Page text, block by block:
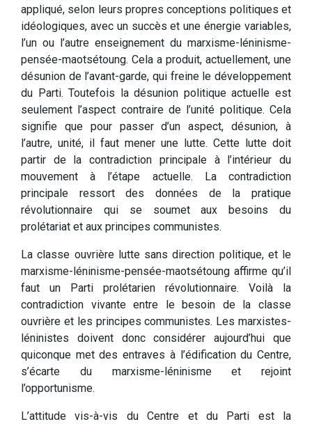
appliqué, selon leurs propres conceptions politiques et
idéologiques, avec un succès et une énergie variables,
l’un ou l’autre enseignement du marxisme-léninisme-
pensée-maotsétoung. Cela a produit, actuellement, une
désunion de l’avant-garde, qui freine le développement
du Parti. Toutefois la désunion politique actuelle est
seulement l’aspect contraire de l’unité politique. Cela
signifie que pour passer d’un aspect, désunion, à
l’autre, unité, il faut mener une lutte. Cette lutte doit
partir de la contradiction principale à l’intérieur du
mouvement à l’étape actuelle. La contradiction
principale ressort des données de la pratique
révolutionnaire qui se soumet aux besoins du
prolétariat et aux principes communistes.
La classe ouvrière lutte sans direction politique, et le
marxisme-léninisme-pensée-maotsétoung affirme qu’il
faut un Parti prolétarien révolutionnaire. Voilà la
contradiction vivante entre le besoin de la classe
ouvrière et les principes communistes. Les marxistes-
léninistes doivent donc considérer aujourd’hui que
quiconque met des entraves à l’édification du Centre,
s’écarte du marxisme-léninisme et rejoint
l’opportunisme.
L’attitude vis-à-vis du Centre et du Parti est la